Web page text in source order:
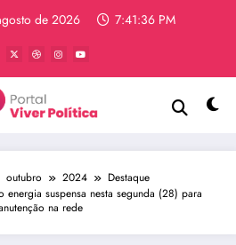
de 2026 7:41:36 PM
outubro 2024
Destaque
energia suspensa nesta segunda (28) para
na rede